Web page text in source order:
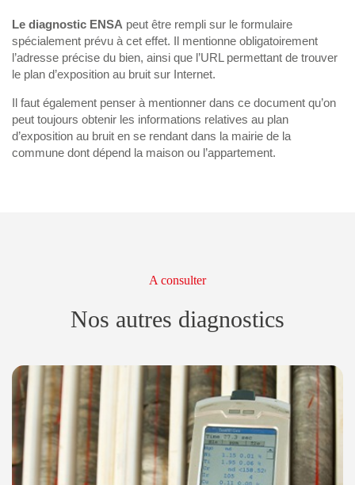
Le diagnostic ENSA peut être rempli sur le formulaire
spécialement prévu à cet effet. Il mentionne obligatoirement
l’adresse précise du bien, ainsi que l’URL permettant de trouver
le plan d’exposition au bruit sur Internet.
Il faut également penser à mentionner dans ce document qu’on
peut toujours obtenir les informations relatives au plan
d’exposition au bruit en se rendant dans la mairie de la
commune dont dépend la maison ou l’appartement.
A consulter
Nos autres diagnostics